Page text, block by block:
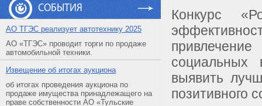
СОБЫТИЯ
АO ТГЭС реализует автотехнику 2025
АО «ТГЭС» проводит торги по продаже
автомобильной техники.
Извещение об итогах аукциона
об итогах проведения аукциона по
продаже имущества принадлежащего на
праве собственности АО «Тульские
Конкурс
социальных
выявить
позитивного